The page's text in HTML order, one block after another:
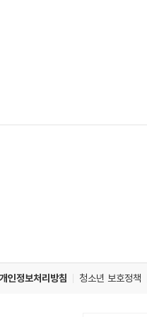
개인정보처리방침 청소년 보호정책